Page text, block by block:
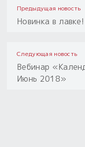
Предыдущая новость
Новинка в
Следующая новость
Вебинар
Июнь 2018»